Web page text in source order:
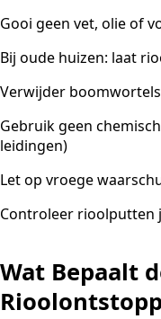
Gooi geen vet, olie of
Bij oude huizen: laat
Verwijder
Gebruik geen
leidingen)
Let op vroege
Controleer rioolputten
Wat Bepaalt